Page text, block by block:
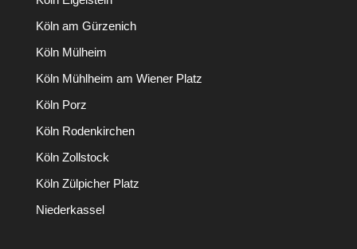
Köln am Gürzenich
Köln Mülheim
Köln Mühlheim am Wiener Platz
Köln Porz
Köln Rodenkirchen
Köln Zollstock
Köln Zülpicher Platz
Niederkassel